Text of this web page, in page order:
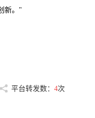
新。"
平台转发数： 4次